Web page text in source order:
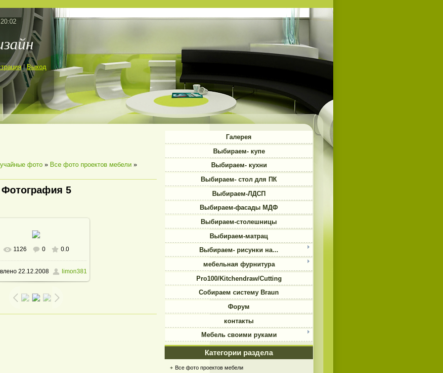
|Выход
фото » Все фото проектов мебели »
Фотография 5
В реальном размере
1200x1600/ 382.3Kb
1126 0 0.0
22.12.2008 limon381
Галерея
Выбираем- купе
Выбираем- кухни
Выбираем- стол для ПК
Выбираем-ЛДСП
Выбираем-фасады МДФ
Выбираем-столешницы
Выбираем-матрац
Выбираем- рисунки на...
мебельная фурнитура
Pro100/Kitchendraw/Cutting
Собираем систему Braun
Форум
контакты
Мебель своими руками
Категории раздела
Все фото проектов мебели